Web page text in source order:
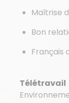
Maîtrise
Bon
Français
Télétravail